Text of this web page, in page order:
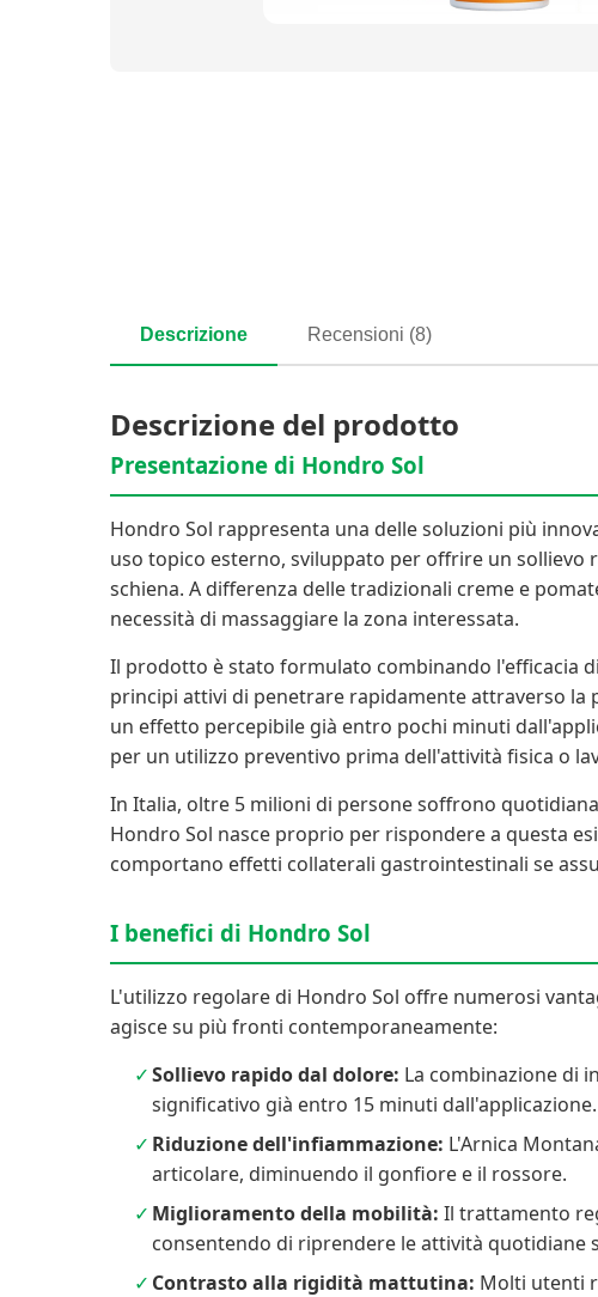
Descrizione Recensioni (8)
Descrizione del prodotto
Presentazione di Hondro Sol
Hondro Sol rappresenta una delle soluzioni più
uso topico esterno, sviluppato per offrire un sollievo
schiena. A differenza delle tradizionali creme e
necessità di massaggiare la zona interessata.
Il prodotto è stato formulato combinando l'efficacia
principi attivi di penetrare rapidamente attraverso la
un effetto percepibile già entro pochi minuti
per un utilizzo preventivo prima dell'attività fisica o
In Italia, oltre 5 milioni di persone soffrono
Hondro Sol nasce proprio per rispondere a questa
comportano effetti collaterali gastrointestinali se
I benefici di Hondro Sol
L'utilizzo regolare di Hondro Sol offre numerosi
agisce su più fronti contemporaneamente:
Sollievo rapido dal dolore: La combinazione di
significativo già entro 15 minuti
Riduzione dell'infiammazione: L'Arnica
articolare, diminuendo il gonfiore e il rossore.
Miglioramento della mobilità: Il trattamento
consentendo di riprendere le attività quotidiane
Contrasto alla rigidità mattutina: Molti utenti